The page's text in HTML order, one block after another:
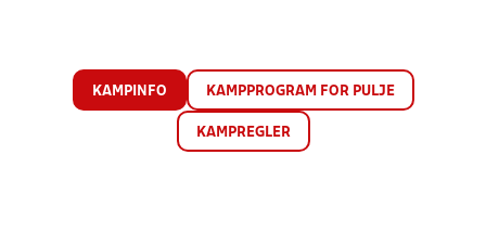
KAMPINFO KAMPPROGRAM FOR PULJE
KAMPREGLER